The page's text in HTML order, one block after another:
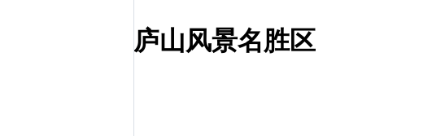
庐山风景名胜区